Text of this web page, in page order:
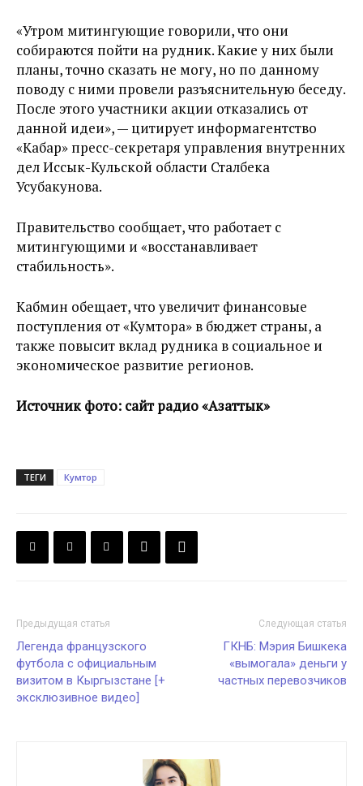
«Утром митингующие говорили, что они
собираются пойти на рудник. Какие у них были
планы, точно сказать не могу, но по данному
поводу с ними провели разъяснительную беседу.
После этого участники акции отказались от
данной идеи», — цитирует информагентство
«Кабар» пресс-секретаря управления внутренних
дел Иссык-Кульской области Сталбека
Усубакунова.
Правительство сообщает, что работает с
митингующими и «восстанавливает
стабильность».
Кабмин обещает, что увеличит финансовые
поступления от «Кумтора» в бюджет страны, а
также повысит вклад рудника в социальное и
экономическое развитие регионов.
Источник фото: сайт радио «Азаттык»
ТЕГИ Кумтор
Предыдущая статья
Легенда французского
футбола с официальным
визитом в Кыргызстане [+
эксклюзивное видео]
Следующая статья
ГКНБ: Мэрия Бишкека
«вымогала» деньги у
частных перевозчиков